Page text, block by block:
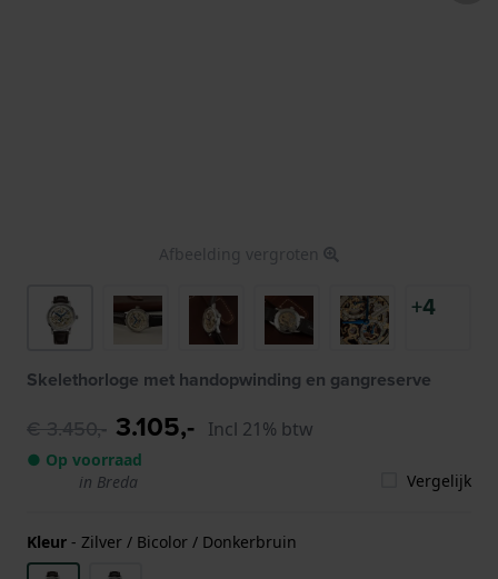
Afbeelding vergroten
+4
Skelethorloge met handopwinding en gangreserve
€ 3.450,- 3.105,- Incl 21% btw
● Op voorraad
in Breda
Vergelijk
Kleur - Zilver / Bicolor / Donkerbruin